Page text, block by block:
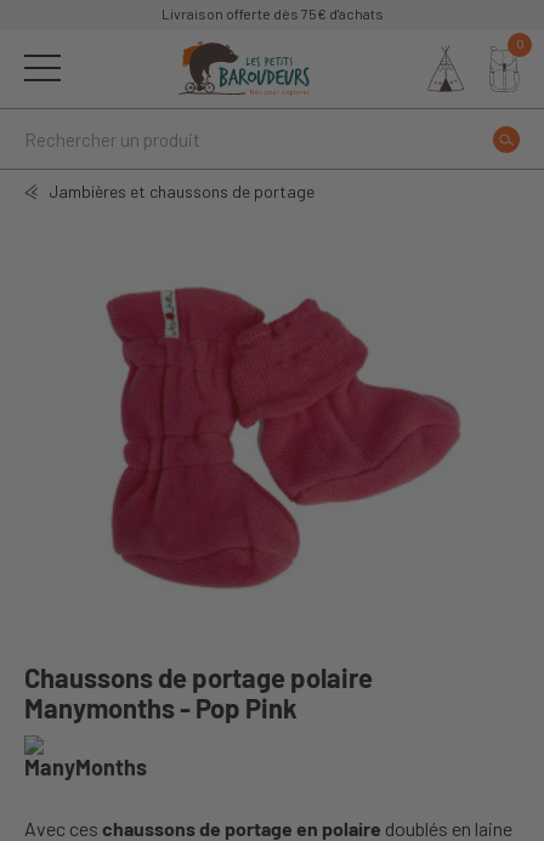
Livraison offerte dès 75€ d'achats
0
Jambières et chaussons de portage
Chaussons de portage polaire
Manymonths - Pop Pink
Avec ces chaussons de portage en polaire doublés en laine